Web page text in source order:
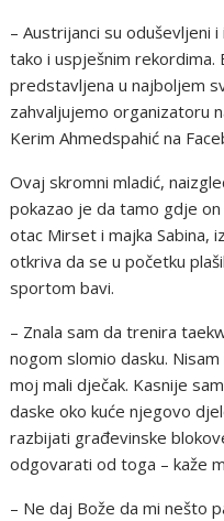
– Austrijanci su oduševljeni
tako i uspješnim rekordima.
predstavljena u najboljem
zahvaljujemo organizatoru
Kerim Ahmedspahić na
Ovaj skromni mladić,
pokazao je da tamo gdje
otac Mirset i majka Sabina,
otkriva da se u početku
sportom bavi.
– Znala sam da trenira
nogom slomio dasku.
moj mali dječak. Kasnije
daske oko kuće njegovo
razbijati građevinske
odgovarati od toga – kaže
– Ne daj Bože da mi nešto